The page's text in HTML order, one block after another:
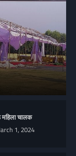
महिला चालक
1, 2024